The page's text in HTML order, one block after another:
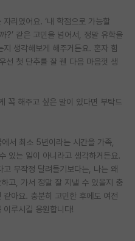
리였어요. ‘내 학점으로 가능할
?’ 같은 고민을 넘어서, 정말 유학을
생각해보게 해주거든요. 혼자 힘
선 첫 단추를 잘 꿴 다음 마음껏 생
꼭 해주고 싶은 말이 있다면 부탁드
서 최소 5년이라는 시간을 가족,
있는 일이 아니라고 생각하거든요.
무작정 달려들기보다는, 나는 왜
고, 가서 정말 잘 지낼 수 있을지 충
아요. 충분히 고민한 후에도 여전
루시길 응원합니다!